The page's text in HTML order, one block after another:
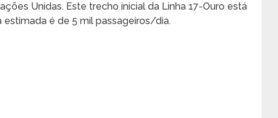
Unidas. Este trecho inicial da Linha 17-Ouro está
estimada é de 5 mil passageiros/dia.